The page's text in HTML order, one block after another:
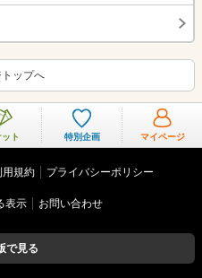
ップへ
ト 特別企画 マイページ
用規約 プライバシーポリシー
表示 お問い合わせ
で見る